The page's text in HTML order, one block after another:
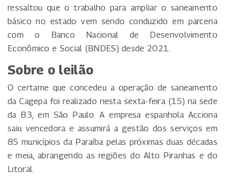
ressaltou que o trabalho para ampliar o saneamento
básico no estado vem sendo conduzido em parceria
com o Banco Nacional de Desenvolvimento
Econômico e Social (BNDES) desde 2021.
Sobre o leilão
O certame que concedeu a operação de saneamento
da Cagepa foi realizado nesta sexta-feira (15) na sede
da B3, em São Paulo. A empresa espanhola Acciona
saiu vencedora e assumirá a gestão dos serviços em
85 municípios da Paraíba pelas próximas duas décadas
e meia, abrangendo as regiões do Alto Piranhas e do
Litoral.